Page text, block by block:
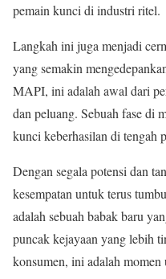
pemain kunci di industri ritel.
Langkah ini juga menjadi
yang semakin
MAPI, ini adalah awal dari
dan peluang. Sebuah fase di
kunci keberhasilan di tengah
Dengan segala potensi dan
kesempatan untuk terus
adalah sebuah babak baru
puncak kejayaan yang lebih
konsumen, ini adalah